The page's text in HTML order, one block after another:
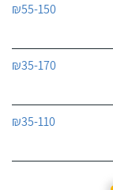
₪55-150
₪35-170
₪35-110